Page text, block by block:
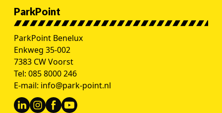
ParkPoint
ParkPoint Benelux
Enkweg 35-002
7383 CW Voorst
Tel: 085 8000 246
E-mail: info@park-point.nl